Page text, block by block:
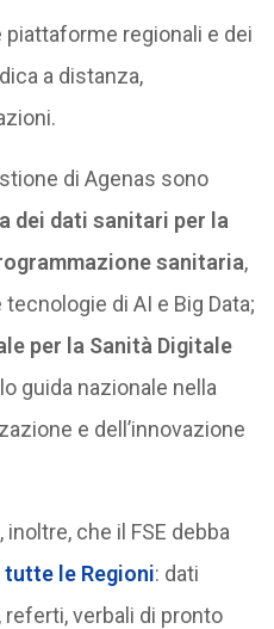
regionali e dei
a distanza,
di Agenas sono
dei dati sanitari per la
sanitaria,
di AI e Big Data;
per la Sanità Digitale
guida nazionale nella
e dell’innovazione
che il FSE debba
le Regioni: dati
verbali di pronto